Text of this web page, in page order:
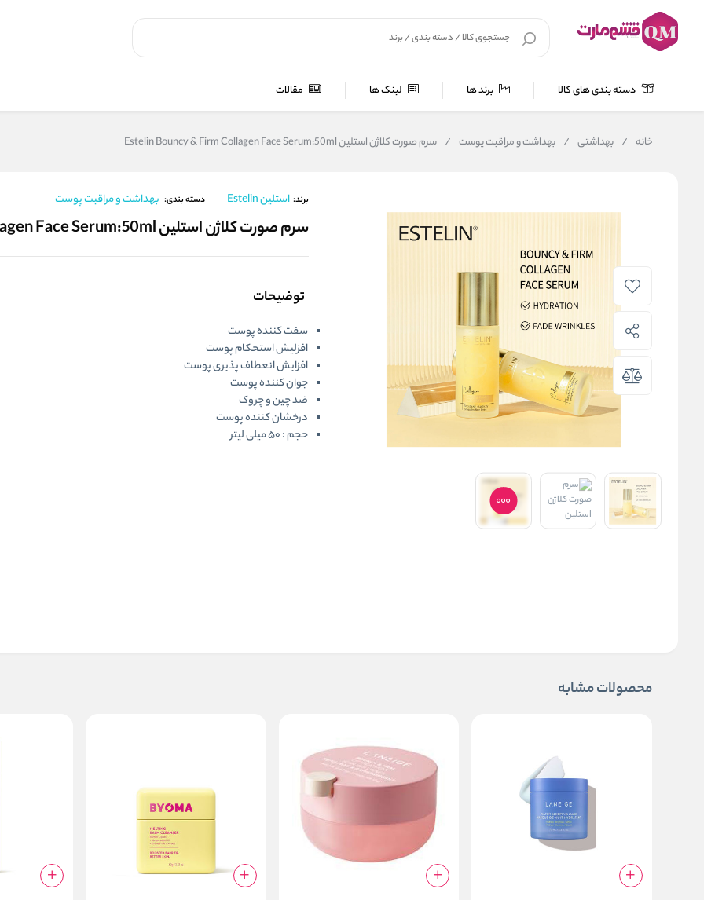
دسته بندی های کالا برند ها لینک ها مقالات
خانه / بهداشتی / بهداشت و مراقبت پوست / سرم صورت کلاژن استلین Estelin Bouncy & Firm Collagen Face Serum:50ml
برند: استلین Estelin دسته بندی: بهداشت و مراقبت پوست
سرم صورت کلاژن استلین Estelin Bouncy & Firm Collagen Face Serum:50ml
توضیحات
سفت کننده پوست
افزلیش استحکام پوست
افزایش انعطاف پذیری پوست
جوان کننده پوست
ضد چین و چروک
درخشان کننده پوست
حجم : 50 میلی لیتر
محصولات مشابه